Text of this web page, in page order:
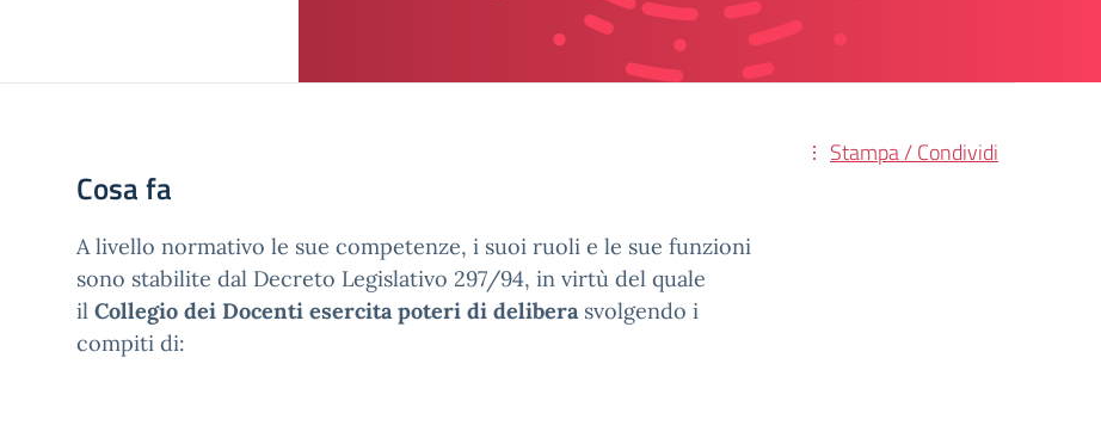
Stampa / Condividi
Cosa fa
A livello normativo le sue competenze, i suoi ruoli e le sue funzioni
sono stabilite dal Decreto Legislativo 297/94, in virtù del quale
il Collegio dei Docenti esercita poteri di deliberasvolgendo i
compiti di: